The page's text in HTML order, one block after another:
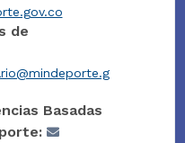
de
Basadas